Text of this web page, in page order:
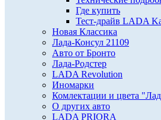
Где купить
Тест-драйв LADA
Новая Классика
Лада-Консул 21109
Авто от Бронто
Лада-Родстер
LADA Revolution
Иномарки
Комлектации и цвета
О других авто
LADA PRIORA